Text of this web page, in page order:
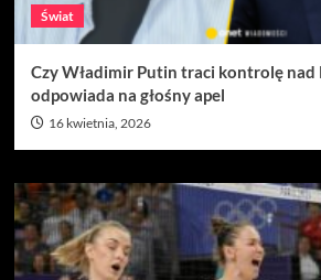
Świat
Czy Władimir Putin traci kontrolę nad
odpowiada na głośny apel
16 kwietnia, 2026